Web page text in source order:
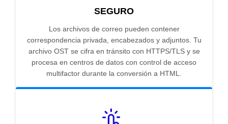
SEGURO
Los archivos de correo pueden contener
correspondencia privada, encabezados y adjuntos. Tu
archivo OST se cifra en tránsito con HTTPS/TLS y se
procesa en centros de datos con control de acceso
multifactor durante la conversión a HTML.